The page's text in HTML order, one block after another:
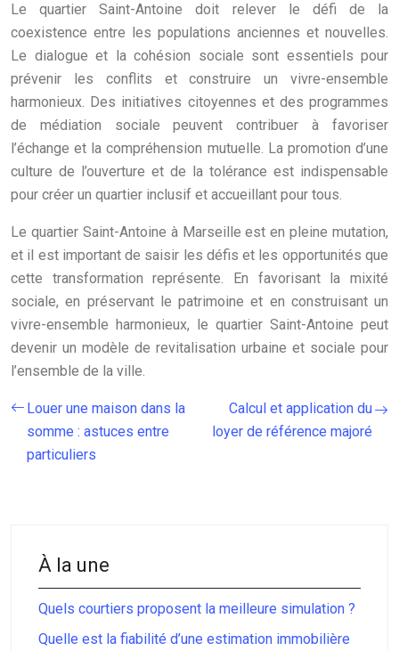
Le quartier Saint-Antoine doit relever le défi de la
coexistence entre les populations anciennes et nouvelles.
Le dialogue et la cohésion sociale sont essentiels pour
prévenir les conflits et construire un vivre-ensemble
harmonieux. Des initiatives citoyennes et des programmes
de médiation sociale peuvent contribuer à favoriser
l’échange et la compréhension mutuelle. La promotion d’une
culture de l’ouverture et de la tolérance est indispensable
pour créer un quartier inclusif et accueillant pour tous.
Le quartier Saint-Antoine à Marseille est en pleine mutation,
et il est important de saisir les défis et les opportunités que
cette transformation représente. En favorisant la mixité
sociale, en préservant le patrimoine et en construisant un
vivre-ensemble harmonieux, le quartier Saint-Antoine peut
devenir un modèle de revitalisation urbaine et sociale pour
l’ensemble de la ville.
Louer une maison dans la
somme : astuces entre
particuliers
Calcul et application du
loyer de référence majoré
À la une
Quels courtiers proposent la meilleure simulation ?
Quelle est la fiabilité d’une estimation immobilière